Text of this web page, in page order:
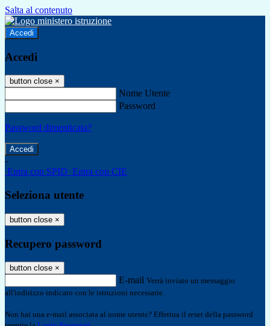
Salta al contenuto
Accedi
Accedi
button close ×
Nome Utente
Password
Password dimenticata?
-
Entra con SPID Entra con CIE
Seleziona utente
button close ×
Recupero password
button close ×
E-mail Verrà inviato un messaggio
all'indirizzo indicato con le istruzioni necessarie.
Non hai una e-mail associata al nome utente? Effettua il reset della password